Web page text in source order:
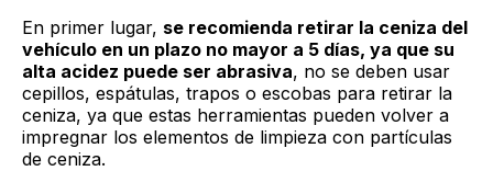
En primer lugar, se recomienda retirar la ceniza del
vehículo en un plazo no mayor a 5 días, ya que su
alta acidez puede ser abrasiva, no se deben usar
cepillos, espátulas, trapos o escobas para retirar la
ceniza, ya que estas herramientas pueden volver a
impregnar los elementos de limpieza con partículas
de ceniza.